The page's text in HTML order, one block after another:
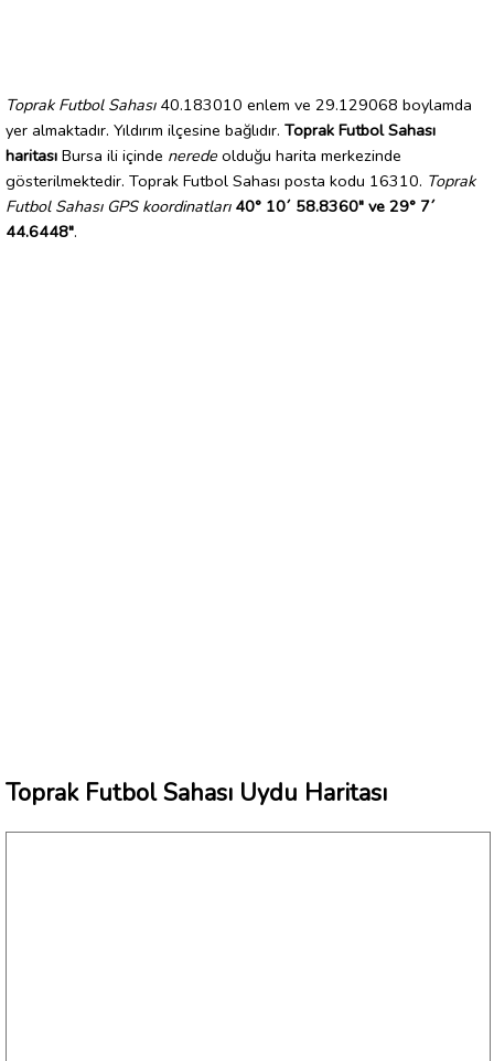
Toprak Futbol Sahası40.183010 enlem ve 29.129068 boylamda
yer almaktadır. Yıldırım ilçesine bağlıdır. Toprak Futbol Sahası
haritası Bursa ili içinde nerede olduğu harita merkezinde
gösterilmektedir. Toprak Futbol Sahası posta kodu 16310. Toprak
Futbol Sahası GPS koordinatları 40° 10´ 58.8360" ve 29° 7´
44.6448".
Toprak Futbol Sahası Uydu Haritası